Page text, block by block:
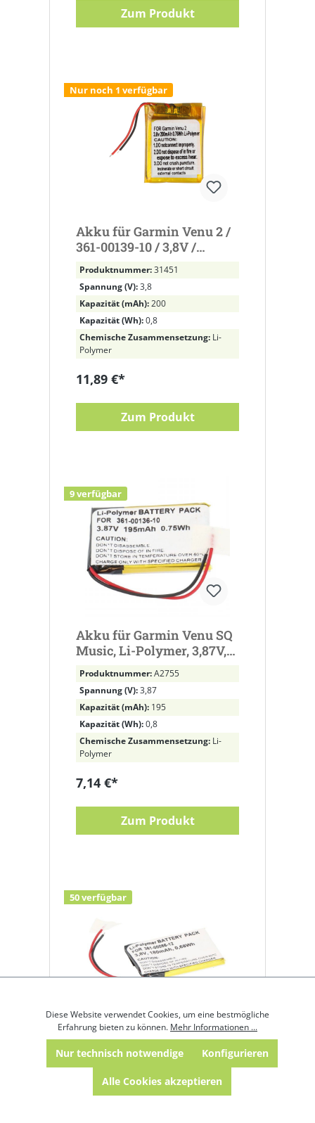
Zum Produkt
Nur noch 1 verfügbar
Akku für Garmin Venu 2 /
361-00139-10 / 3,8V /
200mAh / 0,76Wh / Li-
Polymer
Produktnummer:31451
Spannung (V):3,8
Kapazität (mAh):200
Kapazität (Wh):0,8
Chemische Zusammensetzung: Li-
Polymer
11,89 €*
Zum Produkt
9 verfügbar
Akku für Garmin Venu SQ
Music, Li-Polymer, 3,87V,
195mAh ersetzt 361-00136-
10, GB-S10-292126-010H,
1ICP3/22/27
Produktnummer:A2755
Spannung (V):3,87
Kapazität (mAh): 195
Kapazität (Wh):0,8
Chemische Zusammensetzung: Li-
Polymer
7,14 €*
Zum Produkt
50 verfügbar
Akku für Garmin Venu,
Fenix 6s Pro, Li-Polymer,
3,8V, 180mAh ersetzt 361-
00086-12
Produktnummer:A2642
Spannung (V):3,8
Diese Website verwendet Cookies, um eine bestmögliche
Erfahrung bieten zu können. Mehr Informationen ...
Nur technisch notwendige Konfigurieren
Alle Cookies akzeptieren